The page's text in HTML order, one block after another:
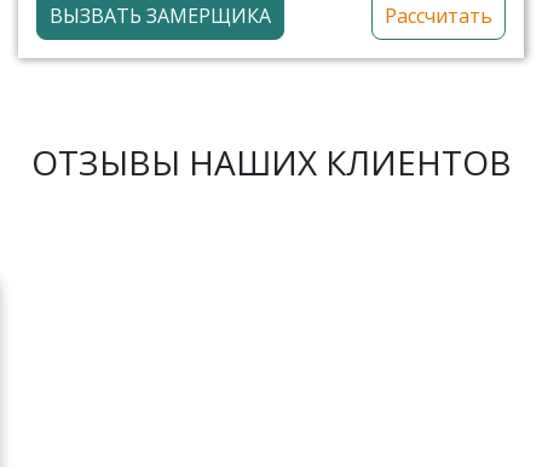
ВЫЗВАТЬ ЗАМЕРЩИКА Рассчитать
ОТЗЫВЫ НАШИХ КЛИЕНТОВ